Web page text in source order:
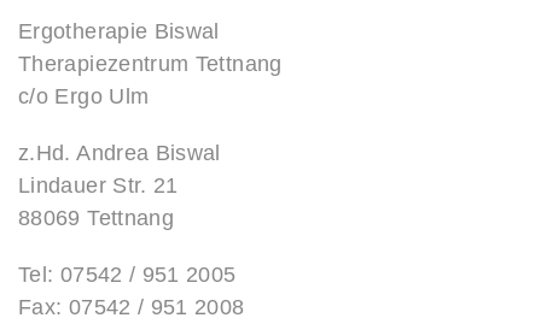
Ergotherapie Biswal
Therapiezentrum Tettnang
c/o Ergo Ulm
z.Hd. Andrea Biswal
Lindauer Str. 21
88069 Tettnang
Tel: 07542 / 951 2005
Fax: 07542 / 951 2008